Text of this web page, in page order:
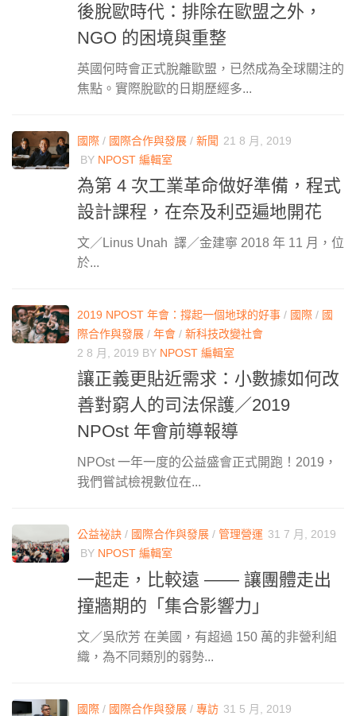
後脫歐時代：排除在歐盟之外，
NGO 的困境與重整
英國何時會正式脫離歐盟，已然成為全球關注的
焦點。實際脫歐的日期歷經多...
國際 / 國際合作與發展 / 新聞 21 8 月, 2019
BY NPOST 編輯室
為第 4 次工業革命做好準備，程式
設計課程，在奈及利亞遍地開花
文／Linus Unah 譯／金建寧 2018 年 11 月，位
於...
2019 NPOST 年會：撐起一個地球的好事 / 國際 / 國
際合作與發展 / 年會 / 新科技改變社會
2 8 月, 2019 BY NPOST 編輯室
讓正義更貼近需求：小數據如何改
善對窮人的司法保護／2019
NPOst 年會前導報導
NPOst 一年一度的公益盛會正式開跑！2019，
我們嘗試檢視數位在...
公益祕訣 / 國際合作與發展 / 管理營運 31 7 月, 2019
BY NPOST 編輯室
一起走，比較遠 —— 讓團體走出
撞牆期的「集合影響力」
文／吳欣芳 在美國，有超過 150 萬的非營利組
織，為不同類別的弱勢...
國際 / 國際合作與發展 / 專訪 31 5 月, 2019